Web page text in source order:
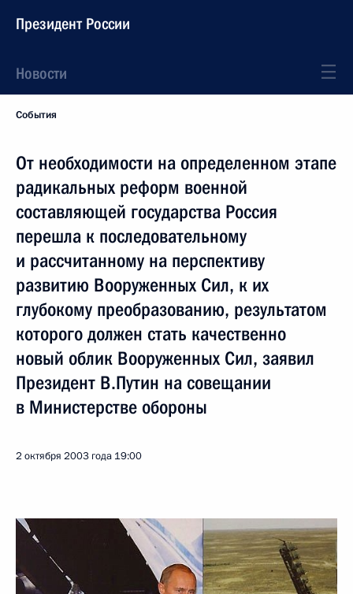
Президент России
Новости
События
От необходимости на определенном этапе
радикальных реформ военной
составляющей государства Россия
перешла к последовательному
и рассчитанному на перспективу
развитию Вооруженных Сил, к их
глубокому преобразованию, результатом
которого должен стать качественно
новый облик Вооруженных Сил, заявил
Президент В.Путин на совещании
в Министерстве обороны
2 октября 2003 года 19:00